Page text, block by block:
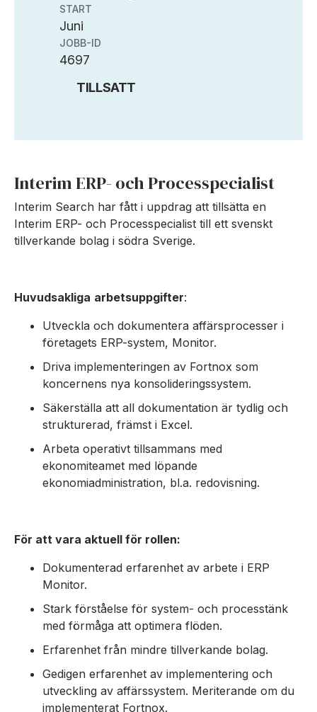
START
Juni
JOBB-ID
4697
TILLSATT
Interim ERP- och Processpecialist
Interim Search har fått i uppdrag att tillsätta en
Interim ERP- och Processpecialist till ett svenskt
tillverkande bolag i södra Sverige.
Huvudsakliga arbetsuppgifter:
Utveckla och dokumentera affärsprocesser i
företagets ERP-system, Monitor.
Driva implementeringen av Fortnox som
koncernens nya konsolideringssystem.
Säkerställa att all dokumentation är tydlig och
strukturerad, främst i Excel.
Arbeta operativt tillsammans med
ekonomiteamet med löpande
ekonomiadministration, bl.a. redovisning.
För att vara aktuell för rollen:
Dokumenterad erfarenhet av arbete i ERP
Monitor.
Stark förståelse för system- och processtänk
med förmåga att optimera flöden.
Erfarenhet från mindre tillverkande bolag.
Gedigen erfarenhet av implementering och
utveckling av affärssystem. Meriterande om du
implementerat Fortnox.